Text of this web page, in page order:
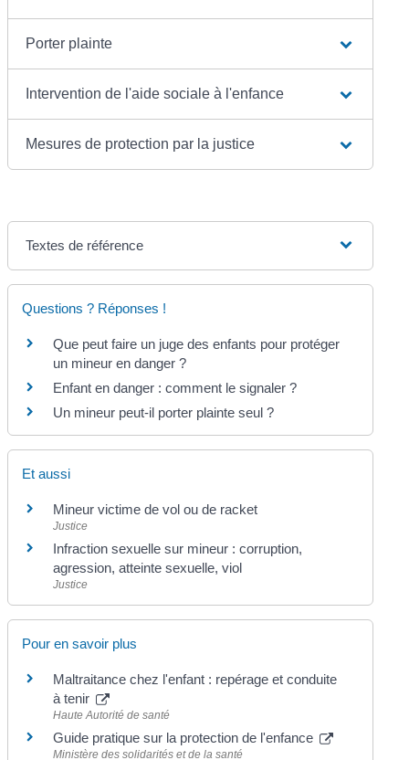
Porter plainte
Intervention de l'aide sociale à l'enfance
Mesures de protection par la justice
Textes de référence
Questions ? Réponses !
Que peut faire un juge des enfants pour protéger
un mineur en danger ?
Enfant en danger : comment le signaler ?
Un mineur peut-il porter plainte seul ?
Et aussi
Mineur victime de vol ou de racket
Justice
Infraction sexuelle sur mineur : corruption,
agression, atteinte sexuelle, viol
Justice
Pour en savoir plus
Maltraitance chez l'enfant : repérage et conduite
à tenir
Haute Autorité de santé
Guide pratique sur la protection de l'enfance
Ministère des solidarités et de la santé